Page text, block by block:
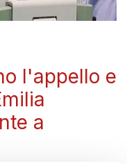
l'appello e
a